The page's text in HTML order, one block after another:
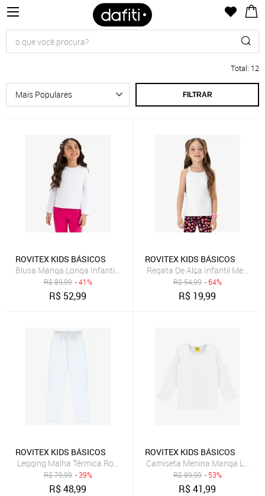
Total: 12
FILTRAR
ROVITEX KIDS BÁSICOS
Blusa Manga Longa Infantil Feminina Rovitex Kids Branco
R$89,99 - 41%
R$ 52,99
ROVITEX KIDS BÁSICOS
Regata De Alça Infantil Menina
R$54,99 - 64%
R$ 19,99
ROVITEX KIDS BÁSICOS
Legging Malha Térmica Rovi Kids Branco
R$79,99 - 39%
R$48,99
ROVITEX KIDS BÁSICOS
Camiseta Menina Manga
R$89,99 - 53%
R$41,99